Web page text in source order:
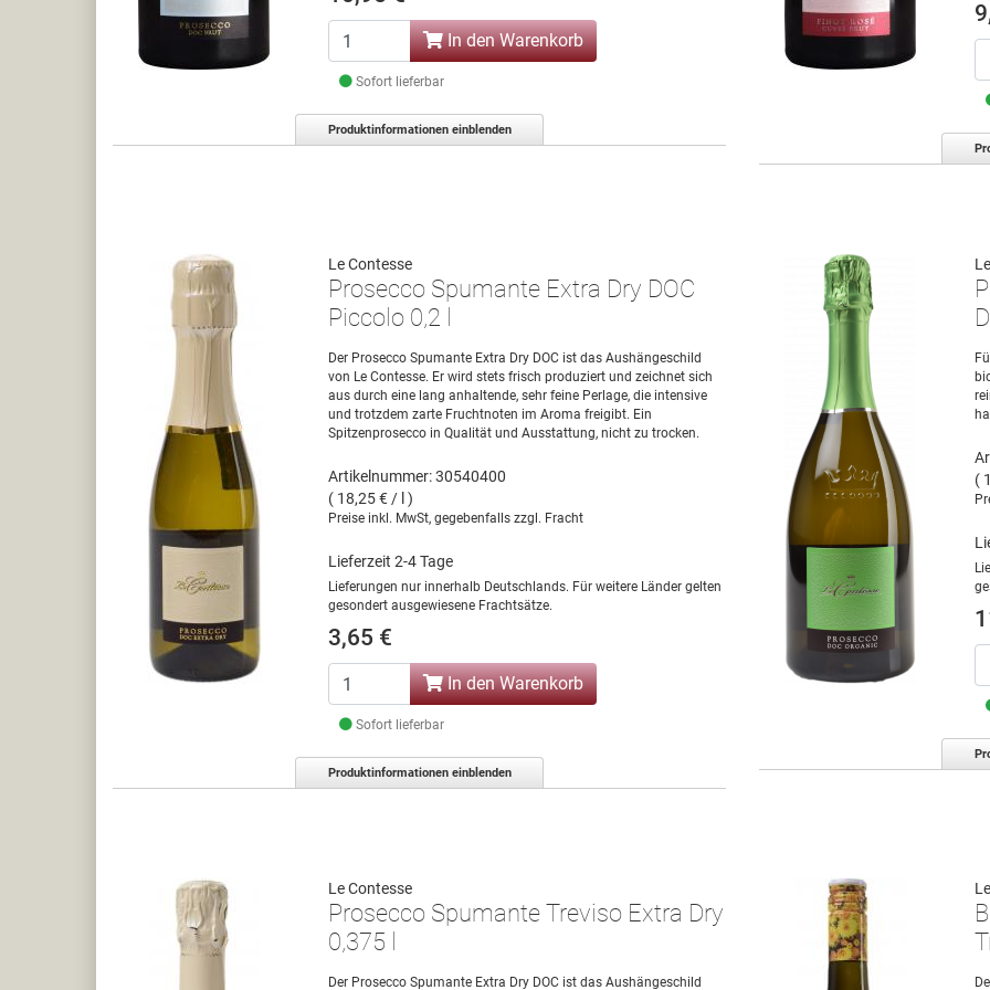
In den Warenkorb
Sofort lieferbar
Produktinformationen einblenden
Le Contesse
Prosecco Spumante Extra Dry DOC
Piccolo 0,2 l
Der Prosecco Spumante Extra Dry DOC ist das Aushängeschild
von Le Contesse. Er wird stets frisch produziert und zeichnet sich
aus durch eine lang anhaltende, sehr feine Perlage, die intensive
und trotzdem zarte Fruchtnoten im Aroma freigibt. Ein
Spitzenprosecco in Qualität und Ausstattung, nicht zu trocken.
Artikelnummer: 30540400
( 18,25 € / l )
Preise inkl. MwSt, gegebenfalls zzgl. Fracht
Lieferzeit 2-4 Tage
Lieferungen nur innerhalb Deutschlands. Für weitere Länder gelten
gesondert ausgewiesene Frachtsätze.
3,65 €
In den Warenkorb
Sofort lieferbar
Produktinformationen einblenden
(
Le Contesse
Prosecco Spumante Treviso Extra Dry
0,375 l
Der Prosecco Spumante Extra Dry DOC ist das Aushängeschild